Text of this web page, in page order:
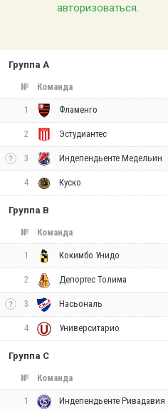
авторизоваться.
Группа A
№ Команда
1 Фламенго
2 Эстудиантес
3 Индепендьенте Медельин
4 Куско
Группа B
№ Команда
1 Кокимбо Унидо
2 Депортес Толима
3 Насьональ
4 Университарио
Группа C
№ Команда
1 Индепендьенте Ривадавия